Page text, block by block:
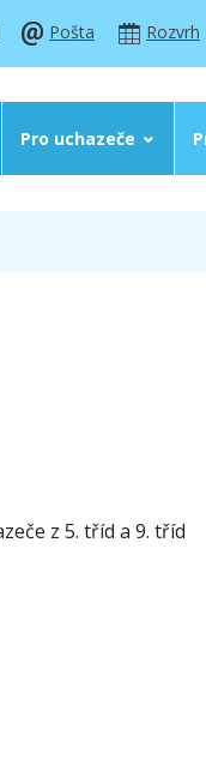
Pošta Rozvrh
Pro uchazeče
z 5. tříd a 9. tříd